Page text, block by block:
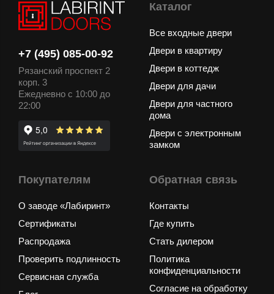
+7 (495) 085-00-92
Рязанский проспект 2
корп. 3
Ежедневно с 10:00 до
22:00
Каталог
Все входные двери
Двери в квартиру
Двери в коттедж
Двери для дачи
Двери для частного
дома
Двери с электронным
замком
Покупателям
О заводе «Лабиринт»
Сертификаты
Распродажа
Проверить подлинность
Сервисная служба
Обратная связь
Контакты
Где купить
Стать дилером
Политика
конфиденциальности
Согласие на обработку